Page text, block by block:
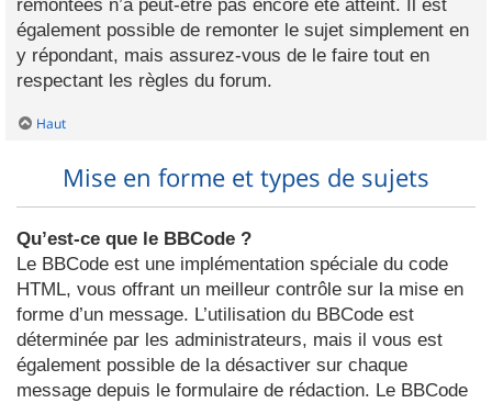
remontées n’a peut-être pas encore été atteint. Il est
également possible de remonter le sujet simplement en
y répondant, mais assurez-vous de le faire tout en
respectant les règles du forum.
Haut
Mise en forme et types de sujets
Qu’est-ce que le BBCode ?
Le BBCode est une implémentation spéciale du code
HTML, vous offrant un meilleur contrôle sur la mise en
forme d’un message. L’utilisation du BBCode est
déterminée par les administrateurs, mais il vous est
également possible de la désactiver sur chaque
message depuis le formulaire de rédaction. Le BBCode